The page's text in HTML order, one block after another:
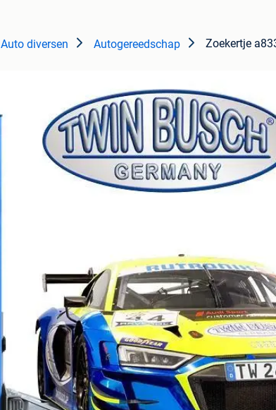
Auto diversen Autogereedschap Zoekertje